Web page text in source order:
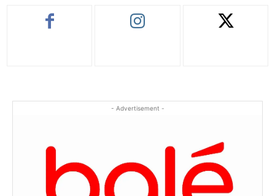
- Advertisement -